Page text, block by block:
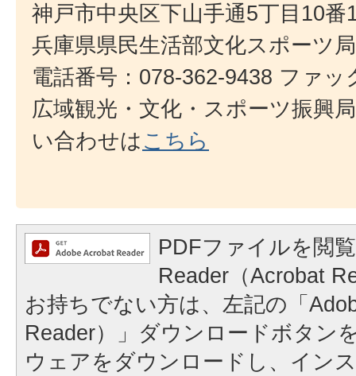
神戸市中央区下山手通5丁目10番
兵庫県県民生活部文化スポーツ
電話番号：078-362-9438 ファッ
広域観光・文化・スポーツ振興
い合わせはこちら
PDFファイルを閲
Reader（Acrobat
お持ちでない方は、左記の「
Reader）」ダウンロードボタン
ウェアをダウンロードし、イン